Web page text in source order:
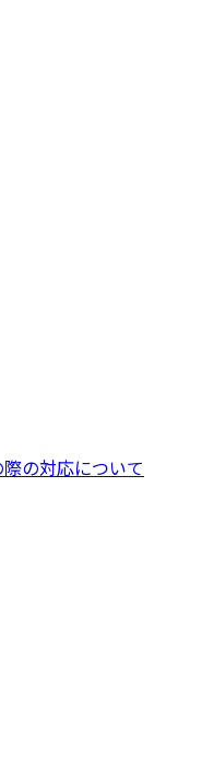
の対応について